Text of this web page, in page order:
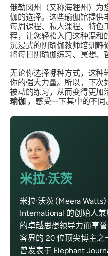
俄勒冈州（又称海狸州）为
伽的选择。这些瑜伽馆提供
每周课程、私人课程、特色
程，让您轻松入门这种温和
沉浸式的阴瑜伽教师培训静
将每日阴瑜伽练习、冥想、
无论你选择哪种方式，这种
你的强大力量。所以，下次
被动的练习，从而变得更加
瑜伽，感受一下其中的不同
米拉·沃茨
米拉·沃茨 (Meera
International 的创始人
的卓越思想领导力而享
客界的 20 位顶尖博主之
曾发表于 Elephant